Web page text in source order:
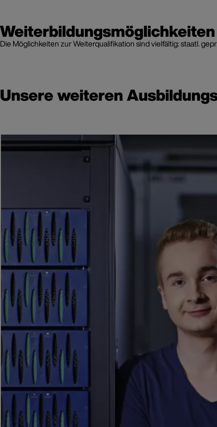
Weiterbildungsmöglichkeiten
Die Möglichkeiten zur Weiterqualifikation sind vielfältig: staatl.
Unsere weiteren